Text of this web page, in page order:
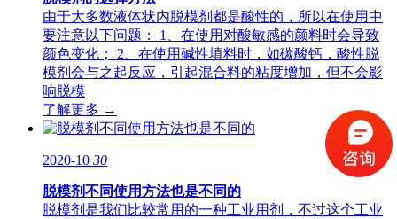
由于大多数液体状内脱模剂都是酸性的，所以在使用中
要注意以下问题： 1、在使用对酸敏感的颜料时会导致
颜色变化； 2、在使用碱性填料时，如碳酸钙，酸性脱
模剂会与之起反应，引起混合料的粘度增加，但不会影
响脱模
了解更多 →
2020-10 30
脱模剂不同使用方法也是不同的
脱模剂是我们比较常用的一种工业用剂，不过这个工业